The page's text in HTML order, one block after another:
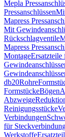
Mepla
Pressanschlüssen
Mapress
Mit
Rückschlagventile
Mapress
MontageErsatzteile
db20Rohre
FormstückeBögen
Abzweige
Reinigungsstücke
Verbindungen
für
Werkstoffe